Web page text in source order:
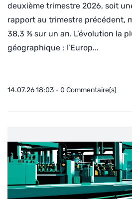
deuxième trimestre 2026, soit
rapport au trimestre précédent,
38,3 % sur un an. L’évolution la
géographique : l’Europ...
14.07.26 18:03 - 0 Commentaire(s)